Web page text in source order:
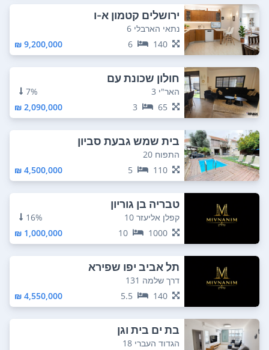
ירושלים קטמון א-ו
נתאי הארבלי 6
140
6
9,200,000 ₪
חולון שכונת עם
האר"י 3
7%
65
3
2,090,000 ₪
בית שמש גבעת סביון
התפוח 20
110
5
4,500,000 ₪
טבריה בן גוריון
קפלן אליעזר 10
16%
1000
10
1,000,000 ₪
תל אביב יפו שפירא
דרך שלמה 131
140
5.5
4,550,000 ₪
בת ים בית וגן
הגדוד העברי 18